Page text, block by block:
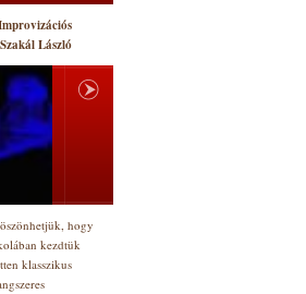
László
hogy
kezdtük
klasszikus